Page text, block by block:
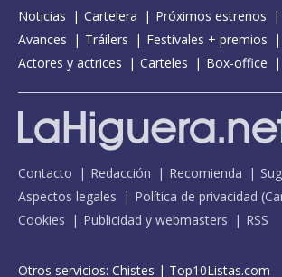
Noticias Cartelera Próximos estrenos
Avances
Tráilers
Festivales + premios
Actores y actrices
Carteles Box-office
Contacto Redacción Recomienda
Aspectos legales
Política de privacidad (
Cookies
Publicidad y webmasters RSS
Otros servicios: Chistes | Top10Listas.com